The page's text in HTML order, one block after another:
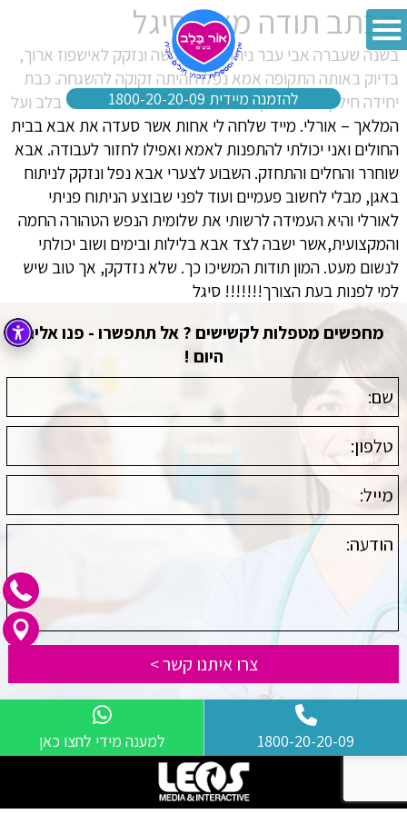
להזמנה מיידית 1800-20-20-09
מכתב תודה מאת סיגל
בשנה שעברה אבי עבר ניתוח מאוד קשה ונזקק לאישפוז ארוך,
בדיוק באותה התקופה אמא נפלה והיתה זקוקה להשגחה. כבת
יחידה חילקתי עצמי בין ההורים עד אשר שמעתי על אור בלב ועל
המלאך – אורלי. מייד שלחה לי אחות אשר סעדה את אבא בבית
החולים ואני יכולתי להתפנות לאמא ואפילו לחזור לעבודה. אבא
שוחרר והחלים והתחזק. השבוע לצערי אבא נפל ונזקק לניתוח
באגן, מבלי לחשוב פעמיים ועוד לפני שבוצע הניתוח פניתי
לאורלי והיא העמידה לרשותי את שלומית הנפש הטהורה החמה
והמקצועית,אשר ישבה לצד אבא בלילות ובימים ושוב יכולתי
לנשום מעט. המון תודות המשיכו כך. שלא נזדקק, אך טוב שיש
למי לפנות בעת הצורך!!!!!!! סיגל
מחפשים מטפלות לקשישים ? אל תתפשרו - פנו אלינו
היום !
1800-20-20-09 למענה מידי לחצו כאן